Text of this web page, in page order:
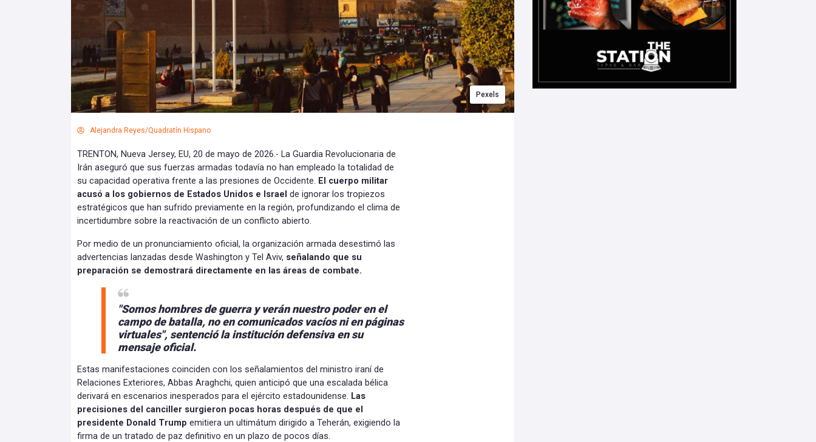
Pexels
Alejandra Reyes/Quadratín Hispano
TRENTON, Nueva Jersey, EU, 20 de mayo de 2026.- La Guardia Revolucionaria de
Irán aseguró que sus fuerzas armadas todavía no han empleado la totalidad de
su capacidad operativa frente a las presiones de Occidente. El cuerpo militar
acusó a los gobiernos de Estados Unidos e Israel de ignorar los tropiezos
estratégicos que han sufrido previamente en la región, profundizando el clima de
incertidumbre sobre la reactivación de un conflicto abierto.
Por medio de un pronunciamiento oficial, la organización armada desestimó las
advertencias lanzadas desde Washington y Tel Aviv, señalando que su
preparación se demostrará directamente en las áreas de combate.
"Somos hombres de guerra yverán nuestro poder en el
campo de batalla, no en comunicados vacíos ni en páginas
virtuales", sentenció la institución defensiva en su
mensaje oficial.
Estas manifestaciones coinciden con los señalamientos del ministro iraní de
Relaciones Exteriores, Abbas Araghchi, quien anticipó que una escalada bélica
derivará en escenarios inesperados para el ejército estadounidense. Las
precisiones del canciller surgieron pocas horas después de que el
presidente Donald Trump emitiera un ultimátum dirigido a Teherán, exigiendo la
firma de un tratado de paz definitivo en un plazo de pocos días.